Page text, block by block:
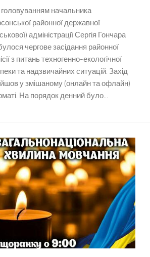
головуванням начальника
районної державної
адміністрації Сергія Гончара
чергове засідання районної
з питань техногенно-екологічної
та надзвичайних ситуацій. Захід
у змішаному (онлайн та офлайн)
На порядок денний було...